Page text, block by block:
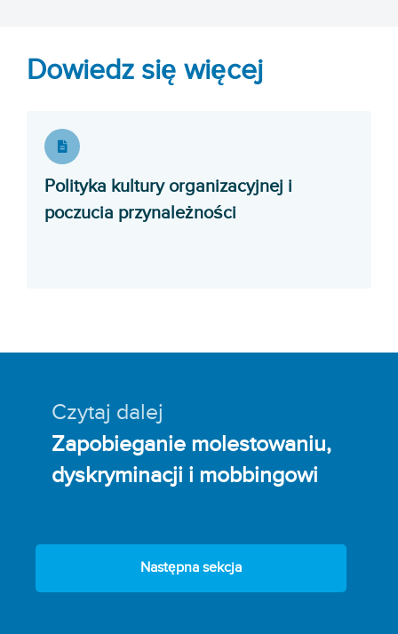
Dowiedz się więcej
Polityka kultury organizacyjnej i
poczucia przynależności
Czytaj dalej
Zapobieganie molestowaniu,
dyskryminacji i mobbingowi
Następna sekcja